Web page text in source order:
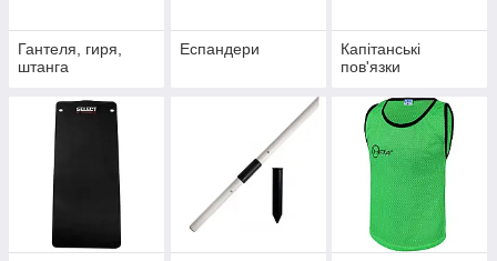
Гантеля, гиря,
штанга
Еспандери
Капітанські
пов'язки